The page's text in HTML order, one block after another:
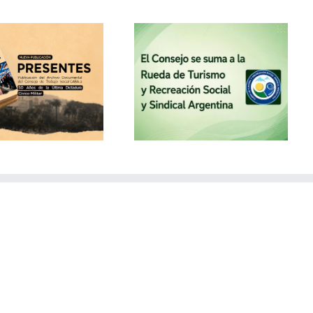
El Consejo se suma a la
Rueda de Turismo y
Recreación Social y
Sindical Argentina